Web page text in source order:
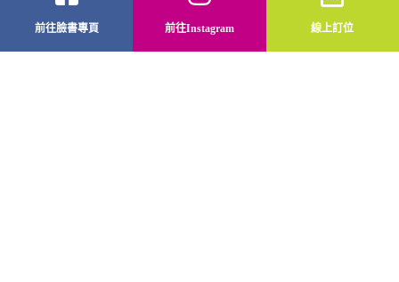
前往臉書專頁 前往Instagram 線上訂位